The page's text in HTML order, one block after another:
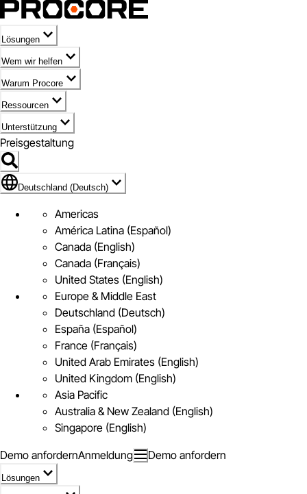
Lösungen
Wem wir helfen
Warum Procore
Ressourcen
Unterstützung
Preisgestaltung
Markieren des Symbols für Deutschland (Deutsch)
Deutschland (Deutsch)
Americas
América Latina (Español)
Canada (English)
Canada (Français)
United States (English)
Europe & Middle East
Deutschland (Deutsch)
España (Español)
France (Français)
United Arab Emirates (English)
United Kingdom (English)
Asia Pacific
Australia & New Zealand (English)
Singapore (English)
Demo anfordernAnmeldung Demo anfordern
Lösungen